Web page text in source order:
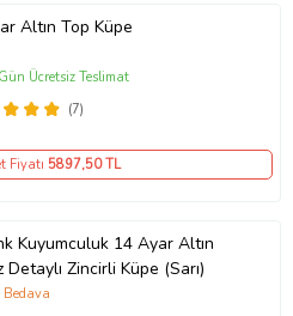
Altın Top Küpe
(7)
Ücretsiz Teslimat
Fiyatı 5897,50 TL
Kuyumculuk 14 Ayar Altın
Detaylı Zincirli Küpe (Sarı)
Bedava